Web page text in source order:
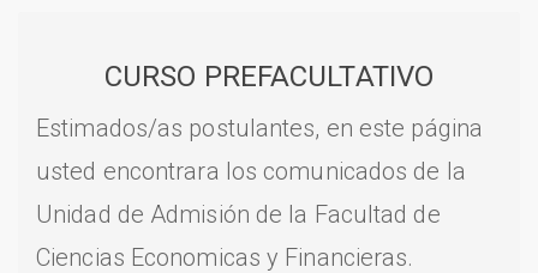
CURSO PREFACULTATIVO
Estimados/as postulantes, en este página
usted encontrara los comunicados de la
Unidad de Admisión de la Facultad de
Ciencias Economicas y Financieras.